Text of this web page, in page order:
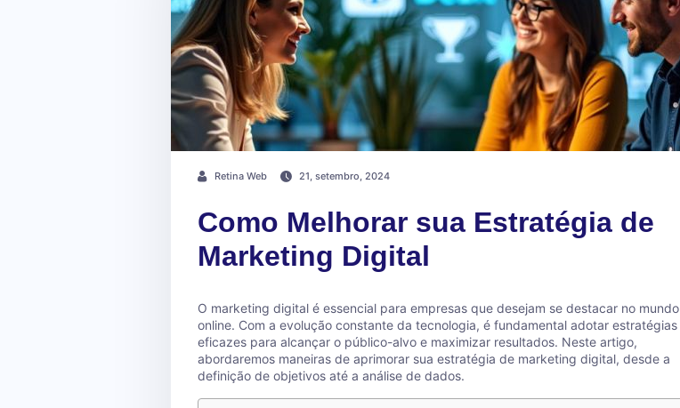
Retina Web 21, setembro, 2024
Como Melhorar sua Estratégia de
Marketing Digital
O marketing digital é essencial para empresas que desejam se destacar no mundo
online. Com a evolução constante da tecnologia, é fundamental adotar estratégias
eficazes para alcançar o público-alvo e maximizar resultados. Neste artigo,
abordaremos maneiras de aprimorar sua estratégia de marketing digital, desde a
definição de objetivos até a análise de dados.